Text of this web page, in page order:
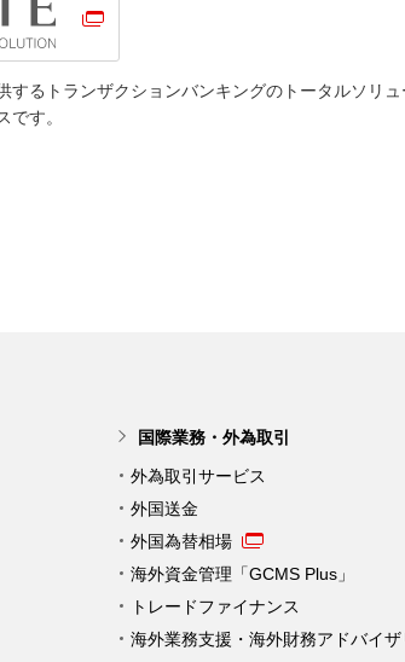
するトランザクションバンキングのトータルソリ
す。
国際業務・外為取引
外為取引サービス
外国送金
外国為替相場
海外資金管理「GCMS Plus」
トレードファイナンス
海外業務支援・海外財務アドバイザ